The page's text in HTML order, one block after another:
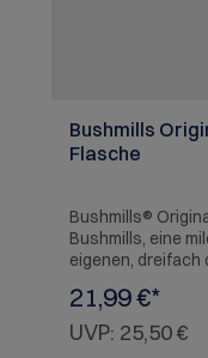
Bushmills
Flasche
Bushmills®
Bushmills, eine
eigenen,
21,99 €*
UVP: 25,50 €